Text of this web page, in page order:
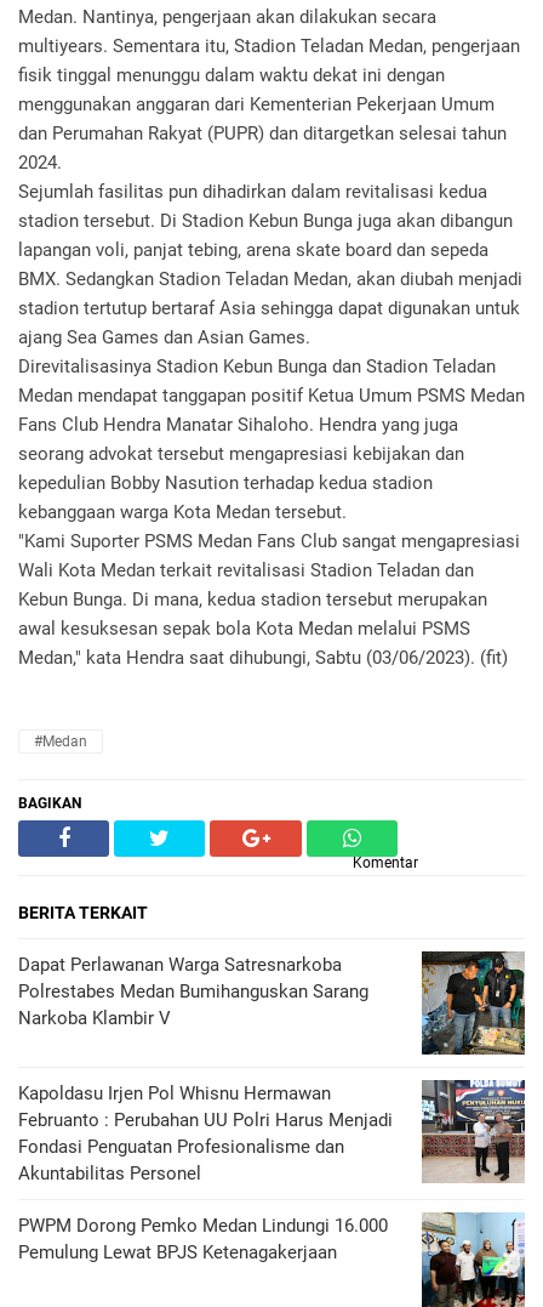
Medan. Nantinya, pengerjaan akan dilakukan secara
multiyears. Sementara itu, Stadion Teladan Medan, pengerjaan
fisik tinggal menunggu dalam waktu dekat ini dengan
menggunakan anggaran dari Kementerian Pekerjaan Umum
dan Perumahan Rakyat (PUPR) dan ditargetkan selesai tahun
2024.
Sejumlah fasilitas pun dihadirkan dalam revitalisasi kedua
stadion tersebut. Di Stadion Kebun Bunga juga akan dibangun
lapangan voli, panjat tebing, arena skate board dan sepeda
BMX. Sedangkan Stadion Teladan Medan, akan diubah menjadi
stadion tertutup bertaraf Asia sehingga dapat digunakan untuk
ajang Sea Games dan Asian Games.
Direvitalisasinya Stadion Kebun Bunga dan Stadion Teladan
Medan mendapat tanggapan positif Ketua Umum PSMS Medan
Fans Club Hendra Manatar Sihaloho. Hendra yang juga
seorang advokat tersebut mengapresiasi kebijakan dan
kepedulian Bobby Nasution terhadap kedua stadion
kebanggaan warga Kota Medan tersebut.
"Kami Suporter PSMS Medan Fans Club sangat mengapresiasi
Wali Kota Medan terkait revitalisasi Stadion Teladan dan
Kebun Bunga. Di mana, kedua stadion tersebut merupakan
awal kesuksesan sepak bola Kota Medan melalui PSMS
Medan," kata Hendra saat dihubungi, Sabtu (03/06/2023). (fit)
#Medan
BAGIKAN
Komentar
BERITA TERKAIT
Dapat Perlawanan Warga Satresnarkoba
Polrestabes Medan Bumihanguskan Sarang
Narkoba Klambir V
Kapoldasu Irjen Pol Whisnu Hermawan
Februanto : Perubahan UU Polri Harus Menjadi
Fondasi Penguatan Profesionalisme dan
Akuntabilitas Personel
PWPM Dorong Pemko Medan Lindungi 16.000
Pemulung Lewat BPJS Ketenagakerjaan